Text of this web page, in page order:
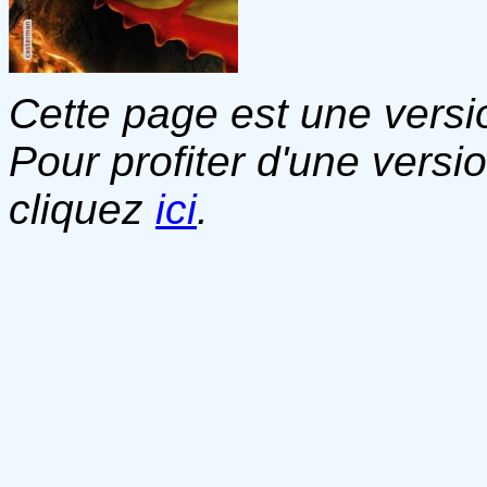
Cette page est une
Pour profiter d'une
cliquez ici.